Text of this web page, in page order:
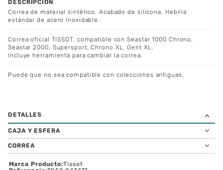
Correa de material sintético. Acabado de silicona. Hebilla
estándar de acero Inoxidable.
Correa oficial TISSOT, compatible con Seastar 1000 Chrono,
Seastar 2000, Supersport, Chrono XL, Gent XL.
Incluye herramienta para cambiar la correa.
Puede que no sea compatible con colecciones antiguas.
CAJA Y ESFERA
CORREA
Marca Producto:Tissot